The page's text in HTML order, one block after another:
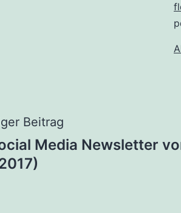
Beitrag
Media Newsletter